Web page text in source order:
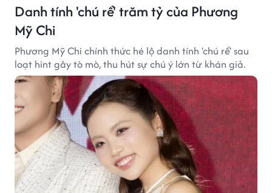
Danh tính 'chú rể' trăm tỷ của Phương
Mỹ Chi
Phương Mỹ Chi chính thức hé lộ danh tính 'chú rể' sau
loạt hint gây tò mò, thu hút sự chú ý lớn từ khán giả.